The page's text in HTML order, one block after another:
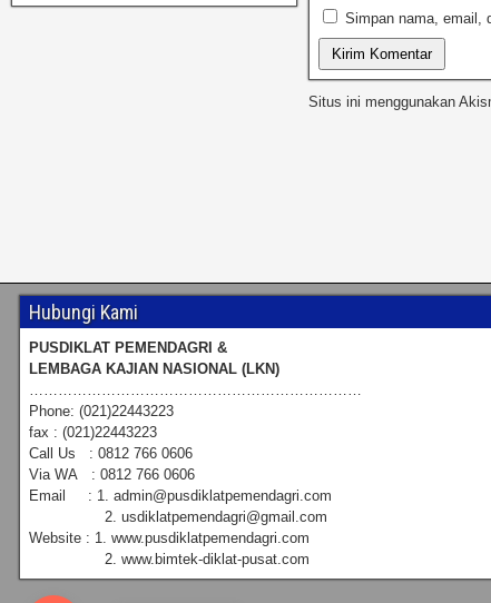
Simpan nama, email,
Situs ini menggunakan
Hubungi Kami
PUSDIKLAT PEMENDAGRI &
LEMBAGA KAJIAN NASIONAL (LKN)
Phone: (021)22443223
fax : (021)22443223
Call Us : 0812 766 0606
Via WA : 0812 766 0606
Email : 1. admin@pusdiklatpemendagri.com
2. usdiklatpemendagri@gmail.com
Website : 1. www.pusdiklatpemendagri.com
2. www.bimtek-diklat-pusat.com